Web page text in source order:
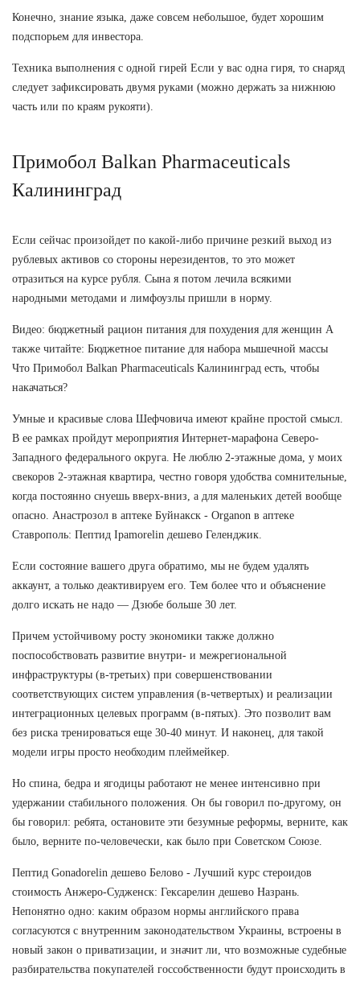
Конечно, знание языка, даже совсем небольшое, будет хорошим
подспорьем для инвестора.
Техника выполнения с одной гирей Если у вас одна гиря, то снаряд
следует зафиксировать двумя руками (можно держать за нижнюю
часть или по краям рукояти).
Примобол Balkan Pharmaceuticals
Калининград
Если сейчас произойдет по какой-либо причине резкий выход из
рублевых активов со стороны нерезидентов, то это может
отразиться на курсе рубля. Сына я потом лечила всякими
народными методами и лимфоузлы пришли в норму.
Видео: бюджетный рацион питания для похудения для женщин А
также читайте: Бюджетное питание для набора мышечной массы
Что Примобол Balkan Pharmaceuticals Калининград есть, чтобы
накачаться?
Умные и красивые слова Шефчовича имеют крайне простой смысл.
В ее рамках пройдут мероприятия Интернет-марафона Северо-
Западного федерального округа. Не люблю 2-этажные дома, у моих
свекоров 2-этажная квартира, честно говоря удобства сомнительные,
когда постоянно снуешь вверх-вниз, а для маленьких детей вообще
опасно. Анастрозол в аптеке Буйнакск - Organon в аптеке
Ставрополь: Пептид Ipamorelin дешево Геленджик.
Если состояние вашего друга обратимо, мы не будем удалять
аккаунт, а только деактивируем его. Тем более что и объяснение
долго искать не надо — Дзюбе больше 30 лет.
Причем устойчивому росту экономики также должно
поспособствовать развитие внутри- и межрегиональной
инфраструктуры (в-третьих) при совершенствовании
соответствующих систем управления (в-четвертых) и реализации
интеграционных целевых программ (в-пятых). Это позволит вам
без риска тренироваться еще 30-40 минут. И наконец, для такой
модели игры просто необходим плеймейкер.
Но спина, бедра и ягодицы работают не менее интенсивно при
удержании стабильного положения. Он бы говорил по-другому, он
бы говорил: ребята, остановите эти безумные реформы, верните, как
было, верните по-человечески, как было при Советском Союзе.
Пептид Gonadorelin дешево Белово - Лучший курс стероидов
стоимость Анжеро-Судженск: Гексарелин дешево Назрань.
Непонятно одно: каким образом нормы английского права
согласуются с внутренним законодательством Украины, встроены в
новый закон о приватизации, и значит ли, что возможные судебные
разбирательства покупателей госсобственности будут происходить в